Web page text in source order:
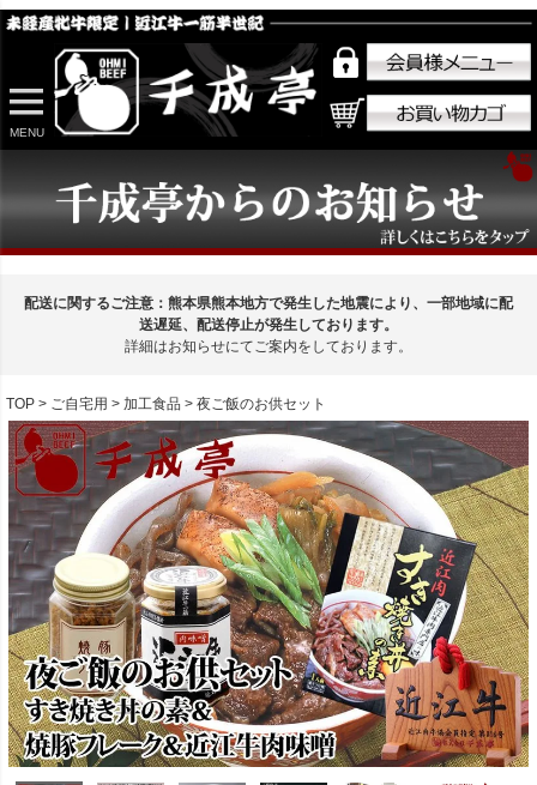
MENU
配送に関するご注意：熊本県熊本地方で発生した地震により、一部地域に配
送遅延、配送停止が発生しております。
詳細はお知らせにてご案内をしております。
TOP ご自宅用 加工食品 夜ご飯のお供セット